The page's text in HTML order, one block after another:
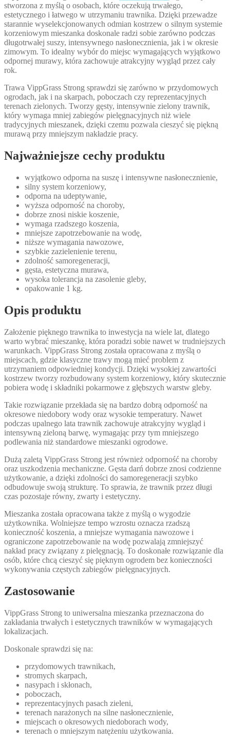
stworzona z myślą o osobach, które oczekują trwałego,
estetycznego i łatwego w utrzymaniu trawnika. Dzięki przewadze
starannie wyselekcjonowanych odmian kostrzew o silnym systemie
korzeniowym mieszanka doskonale radzi sobie zarówno podczas
długotrwałej suszy, intensywnego nasłonecznienia, jak i w okresie
zimowym. To idealny wybór do miejsc wymagających wyjątkowo
odpornej murawy, która zachowuje atrakcyjny wygląd przez cały
rok.
Trawa VippGrass Strong sprawdzi się zarówno w przydomowych
ogrodach, jak i na skarpach, poboczach czy reprezentacyjnych
terenach zielonych. Tworzy gęsty, intensywnie zielony trawnik,
który wymaga mniej zabiegów pielęgnacyjnych niż wiele
tradycyjnych mieszanek, dzięki czemu pozwala cieszyć się piękną
murawą przy mniejszym nakładzie pracy.
Najważniejsze cechy produktu
wyjątkowo odporna na suszę i intensywne nasłonecznienie,
silny system korzeniowy,
odporna na udeptywanie,
wyższa odporność na choroby,
dobrze znosi niskie koszenie,
wymaga rzadszego koszenia,
mniejsze zapotrzebowanie na wodę,
niższe wymagania nawozowe,
szybkie zazielenienie terenu,
zdolność samoregeneracji,
gęsta, estetyczna murawa,
wysoka tolerancja na zasolenie gleby,
opakowanie 1 kg.
Opis produktu
Założenie pięknego trawnika to inwestycja na wiele lat, dlatego
warto wybrać mieszankę, która poradzi sobie nawet w trudniejszych
warunkach. VippGrass Strong została opracowana z myślą o
miejscach, gdzie klasyczne trawy mogą mieć problem z
utrzymaniem odpowiedniej kondycji. Dzięki wysokiej zawartości
kostrzew tworzy rozbudowany system korzeniowy, który skutecznie
pobiera wodę i składniki pokarmowe z głębszych warstw gleby.
Takie rozwiązanie przekłada się na bardzo dobrą odporność na
okresowe niedobory wody oraz wysokie temperatury. Nawet
podczas upalnego lata trawnik zachowuje atrakcyjny wygląd i
intensywną zieloną barwę, wymagając przy tym mniejszego
podlewania niż standardowe mieszanki ogrodowe.
Dużą zaletą VippGrass Strong jest również odporność na choroby
oraz uszkodzenia mechaniczne. Gęsta darń dobrze znosi codzienne
użytkowanie, a dzięki zdolności do samoregeneracji szybko
odbudowuje swoją strukturę. To sprawia, że trawnik przez długi
czas pozostaje równy, zwarty i estetyczny.
Mieszanka została opracowana także z myślą o wygodzie
użytkownika. Wolniejsze tempo wzrostu oznacza rzadszą
konieczność koszenia, a mniejsze wymagania nawozowe i
ograniczone zapotrzebowanie na wodę pozwalają zmniejszyć
nakład pracy związany z pielęgnacją. To doskonałe rozwiązanie dla
osób, które chcą cieszyć się pięknym ogrodem bez konieczności
wykonywania częstych zabiegów pielęgnacyjnych.
Zastosowanie
VippGrass Strong to uniwersalna mieszanka przeznaczona do
zakładania trwałych i estetycznych trawników w wymagających
lokalizacjach.
Doskonale sprawdzi się na:
przydomowych trawnikach,
stromych skarpach,
nasypach i skłonach,
poboczach,
reprezentacyjnych pasach zieleni,
terenach narażonych na silne nasłonecznienie,
miejscach o okresowych niedoborach wody,
terenach o mniejszym natężeniu użytkowania.